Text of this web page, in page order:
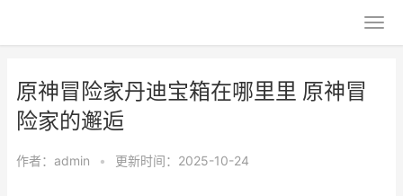
原神冒险家丹迪宝箱在哪里里 原神冒
险家的邂逅
作者： admin • 更新时间：2025-10-24